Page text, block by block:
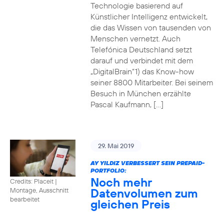
Technologie basierend auf
Künstlicher Intelligenz entwickelt,
die das Wissen von tausenden von
Menschen vernetzt. Auch
Telefónica Deutschland setzt
darauf und verbindet mit dem
„DigitalBrain“1) das Know-how
seiner 8800 Mitarbeiter. Bei seinem
Besuch in München erzählte
Pascal Kaufmann, […]
Credits: Placeit |
Montage, Ausschnitt
bearbeitet
29. Mai 2019
AY YILDIZ VERBESSERT SEIN PREPAID-
PORTFOLIO:
Noch mehr
Datenvolumen zum
gleichen Preis